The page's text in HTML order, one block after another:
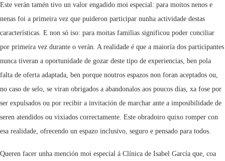
Este verán tamén tivo un valor engadido moi especial: para moitos nenos e
nenas foi a primeira vez que puideron participar nunha actividade destas
características. E non só iso: para moitas familias significou poder conciliar
por primeira vez durante o verán. A realidade é que a maioría dos participantes
nunca tiveran a oportunidade de gozar deste tipo de experiencias, ben pola
falta de oferta adaptada, ben porque noutros espazos non foran aceptados ou,
no caso de selo, se viran obrigados a abandonalos aos poucos días, xa fose por
ser expulsados ou por recibir a invitación de marchar ante a imposibilidade de
seren atendidos ou vixiados correctamente. Este obradoiro quixo romper con
esa realidade, ofrecendo un espazo inclusivo, seguro e pensado para todos.
Queren facer unha mención moi especial á Clínica de Isabel García que, coa